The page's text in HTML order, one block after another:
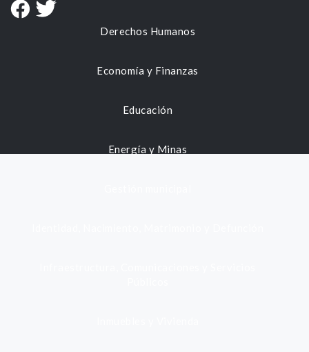
Derechos Humanos
Economía y Finanzas
Educación
Energía y Minas